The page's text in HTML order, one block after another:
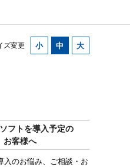
ズ変更
フトを導入予定の
お客様へ
入のお悩み、ご相談・お